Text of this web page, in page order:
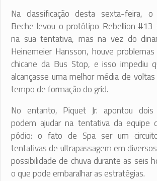
Na classificação desta sexta-feira, o
Beche levou o protótipo Rebellion #13
na sua tentativa, mas na vez do
Heinemeier Hansson, houve
chicane da Bus Stop, e isso impediu
alcançasse uma melhor média de
tempo de formação do grid.
No entanto, Piquet Jr. apontou dois
podem ajudar na tentativa da equipe
pódio: o fato de Spa ser um
tentativas de ultrapassagem em
possibilidade de chuva durante as seis
o que pode embaralhar as estratégias.